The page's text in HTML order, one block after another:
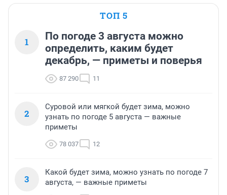
ТОП 5
1
По погоде 3 августа можно
определить, каким будет
декабрь, — приметы и поверья
87 290 11
2
Суровой или мягкой будет зима, можно
узнать по погоде 5 августа — важные
приметы
78 037 12
3
Какой будет зима, можно узнать по погоде 7
августа, — важные приметы